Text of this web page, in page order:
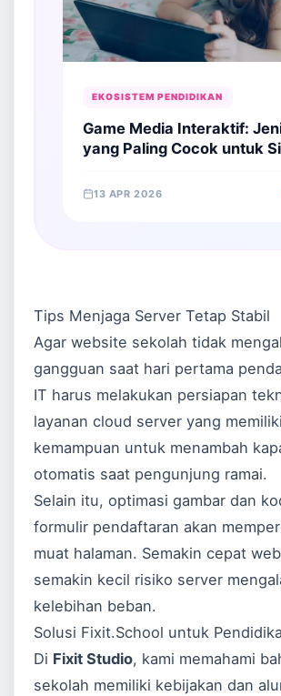
EKOSISTEM PENDIDIKAN
Game Media Interaktif:
yang Paling Cocok untuk
13 APR 2026
Tips Menjaga Server Tetap Stabil
Agar website sekolah tidak
gangguan saat hari pertama
IT harus melakukan persiapan
layanan cloud server yang memiliki
kemampuan untuk menambah
otomatis saat pengunjung ramai.
Selain itu, optimasi gambar dan
formulir pendaftaran akan
muat halaman. Semakin cepat
semakin kecil risiko server
kelebihan beban.
Solusi Fixit.School untuk
Di Fixit Studio, kami memahami
sekolah memiliki kebijakan dan